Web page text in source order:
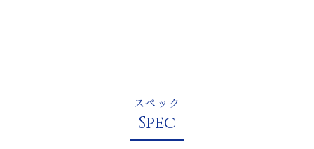
スペック
Spec